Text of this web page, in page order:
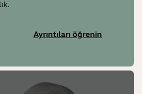
Ayrıntıları öğrenin